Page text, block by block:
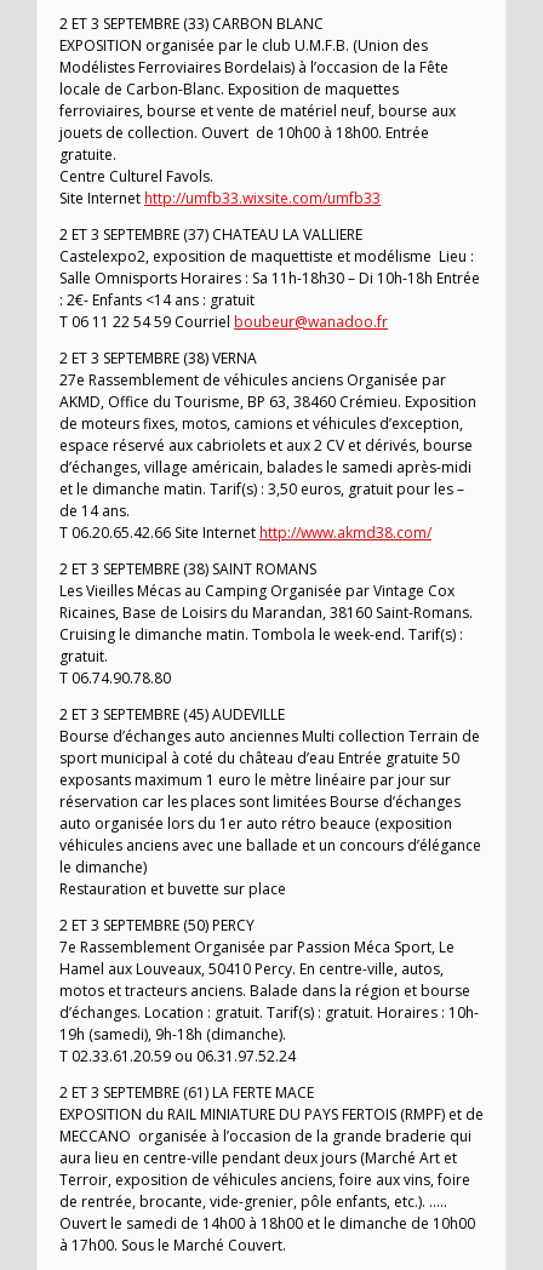
2 ET 3 SEPTEMBRE (33) CARBON BLANC
EXPOSITION organisée par le club U.M.F.B. (Union des
Modélistes Ferroviaires Bordelais) à l’occasion de la Fête
locale de Carbon-Blanc. Exposition de maquettes
ferroviaires, bourse et vente de matériel neuf, bourse aux
jouets de collection. Ouvert de 10h00 à 18h00. Entrée
gratuite.
Centre Culturel Favols.
Site Internethttp://umfb33.wixsite.com/umfb33
2 ET 3 SEPTEMBRE (37) CHATEAU LA VALLIERE
Castelexpo2, exposition de maquettiste et modélisme Lieu :
Salle Omnisports Horaires : Sa 11h-18h30 – Di 10h-18h Entrée
: 2€- Enfants <14 ans : gratuit
T 06 11 22 54 59 Courriel boubeur@wanadoo.fr
2 ET 3 SEPTEMBRE (38) VERNA
27e Rassemblement de véhicules anciens Organisée par
AKMD, Office du Tourisme, BP 63, 38460 Crémieu. Exposition
de moteurs fixes, motos, camions et véhicules d’exception,
espace réservé aux cabriolets et aux 2 CV et dérivés, bourse
d’échanges, village américain, balades le samedi après-midi
et le dimanche matin. Tarif(s) : 3,50 euros, gratuit pour les –
de 14 ans.
T 06.20.65.42.66 Site Internethttp://www.akmd38.com/
2 ET 3 SEPTEMBRE (38) SAINT ROMANS
Les Vieilles Mécas au Camping Organisée par Vintage Cox
Ricaines, Base de Loisirs du Marandan, 38160 Saint-Romans.
Cruising le dimanche matin. Tombola le week-end. Tarif(s) :
gratuit.
T 06.74.90.78.80
2 ET 3 SEPTEMBRE (45) AUDEVILLE
Bourse d’échanges auto anciennes Multi collection Terrain de
sport municipal à coté du château d’eau Entrée gratuite 50
exposants maximum 1 euro le mètre linéaire par jour sur
réservation car les places sont limitées Bourse d’échanges
auto organisée lors du 1er auto rétro beauce (exposition
véhicules anciens avec une ballade et un concours d’élégance
le dimanche)
Restauration et buvette sur place
2 ET 3 SEPTEMBRE (50) PERCY
7e Rassemblement Organisée par Passion Méca Sport, Le
Hamel aux Louveaux, 50410 Percy. En centre-ville, autos,
motos et tracteurs anciens. Balade dans la région et bourse
d’échanges. Location : gratuit. Tarif(s) : gratuit. Horaires : 10h-
19h (samedi), 9h-18h (dimanche).
T 02.33.61.20.59 ou 06.31.97.52.24
2 ET 3 SEPTEMBRE (61) LA FERTE MACE
EXPOSITION du RAIL MINIATURE DU PAYS FERTOIS (RMPF) et de
MECCANO organisée à l’occasion de la grande braderie qui
aura lieu en centre-ville pendant deux jours (Marché Art et
Terroir, exposition de véhicules anciens, foire aux vins, foire
de rentrée, brocante, vide-grenier, pôle enfants, etc.). …..
Ouvert le samedi de 14h00 à 18h00 et le dimanche de 10h00
à 17h00. Sous le Marché Couvert.